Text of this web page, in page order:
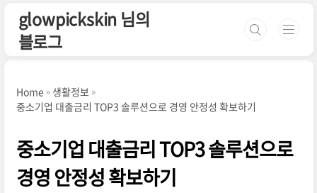
glowpickskin 님의
블로그
Home
생활정보
중소기업 대출금리 TOP3 솔루션으로 경영 안정성 확보하기
중소기업 대출금리 TOP3 솔루션으로
경영 안정성 확보하기